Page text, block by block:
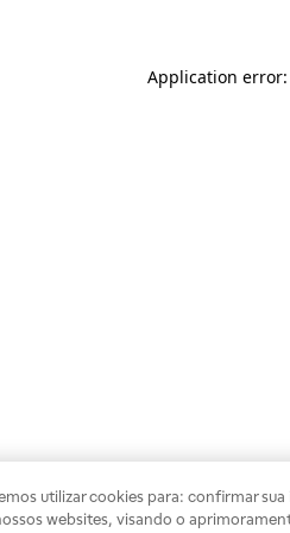
Application
utilizar cookies para: confirmar
websites, visando o